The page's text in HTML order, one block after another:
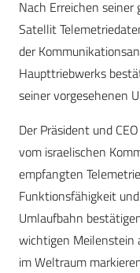
Nach Erreichen
Satellit
der
Haupttriebwerks
seiner vorgesehenen
Der Präsident und
vom israelischen
empfangten
Funktionsfähigkeit
Umlaufbahn
wichtigen Meilenstein
im Weltraum